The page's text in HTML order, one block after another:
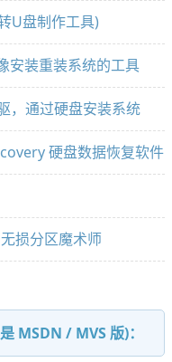
U盘制作工具)
安装重装系统的工具
，通过硬盘安装系统
硬盘数据恢复软件
损分区魔术师
MSDN / MVS 版)：